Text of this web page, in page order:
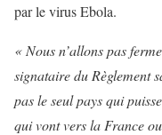
par le virus Ebola.
« Nous n’allons pas
signataire du Règlement
pas le seul pays qui
qui vont vers la France